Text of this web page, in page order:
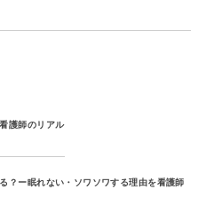
護師のリアル
？ー眠れない・ソワソワする理由を看護師